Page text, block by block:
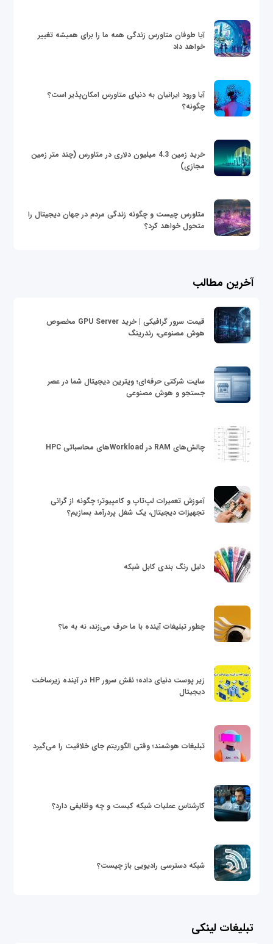
آیا طوفان متاورس زندگی همه ما را برای همیشه تغییر
خواهد داد
آیا ورود ایرانیان به دنیای متاورس امکان‌پذیر است؟
چگونه؟
خرید زمین 4.3 میلیون دلاری در متاورس (چند متر زمین
مجازی)
متاورس چیست و چگونه زندگی مردم در جهان دیجیتال را
متحول خواهد کرد؟
آخرین مطالب
قیمت سرور گرافیکی | خرید GPU Server مخصوص
هوش مصنوعی، رندرینگ
سایت شرکتی حرفه‌ای؛ ویترین دیجیتال شما در عصر
جستجو و هوش مصنوعی
چالش‌های RAM در Workloadهای محاسباتی HPC
آموزش تعمیرات لپ‌تاپ و کامپیوتر؛ چگونه از گرانی
تجهیزات دیجیتال، یک شغل پردرآمد بسازیم؟
دلیل رنگ بندی کابل شبکه
چطور تبلیغات آینده با ما حرف می‌زند، نه به ما؟
زیر پوست دنیای داده؛ نقش سرور HP در آینده زیرساخت
دیجیتال
تبلیغات هوشمند؛ وقتی الگوریتم جای خلاقیت را می‌گیرد
کارشناس عملیات شبکه کیست و چه وظایفی دارد؟
شبکه دسترسی رادیویی باز چیست؟
تبلیغات لینکی